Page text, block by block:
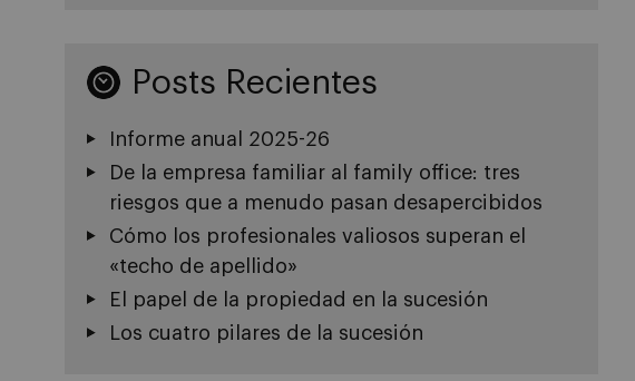
Posts Recientes
Informe anual 2025-26
De la empresa familiar al family office: tres
riesgos que a menudo pasan desapercibidos
Cómo los profesionales valiosos superan el
«techo de apellido»
El papel de la propiedad en la sucesión
Los cuatro pilares de la sucesión